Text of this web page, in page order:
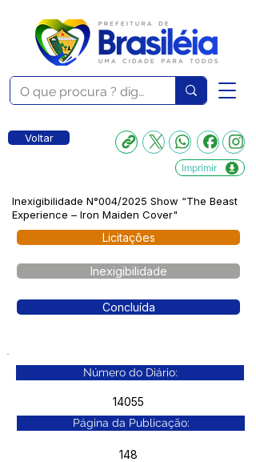
Voltar
Imprimir
Inexigibilidade N°004/2025 Show “The Beast
Experience – Iron Maiden Cover"
Licitações
Inexigibilidade
Concluída
Número do Diário:
14055
Página da Publicação:
148